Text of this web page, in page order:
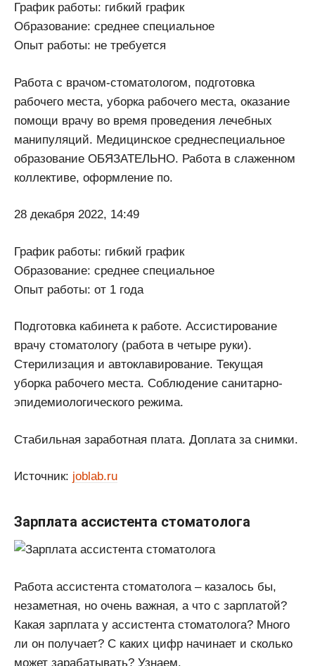
График работы: гибкий график
Образование: среднее специальное
Опыт работы: не требуется
Работа с врачом-стоматологом, подготовка
рабочего места, уборка рабочего места, оказание
помощи врачу во время проведения лечебных
манипуляций. Медицинское среднеспециальное
образование ОБЯЗАТЕЛЬНО. Работа в слаженном
коллективе, оформление по.
28 декабря 2022, 14:49
График работы: гибкий график
Образование: среднее специальное
Опыт работы: от 1 года
Подготовка кабинета к работе. Ассистирование
врачу стоматологу (работа в четыре руки).
Стерилизация и автоклавирование. Текущая
уборка рабочего места. Соблюдение санитарно-
эпидемиологического режима.
Стабильная заработная плата. Доплата за снимки.
Источник: joblab.ru
Зарплата ассистента стоматолога
Работа ассистента стоматолога – казалось бы,
незаметная, но очень важная, а что с зарплатой?
Какая зарплата у ассистента стоматолога? Много
ли он получает? С каких цифр начинает и сколько
может зарабатывать? Узнаем.